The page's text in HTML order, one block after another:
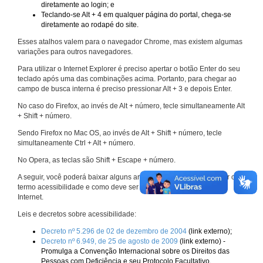
diretamente ao login; e
Teclando-se Alt + 4 em qualquer página do portal, chega-se
diretamente ao rodapé do site.
Esses atalhos valem para o navegador Chrome, mas existem algumas
variações para outros navegadores.
Para utilizar o Internet Explorer é preciso apertar o botão Enter do seu
teclado após uma das combinações acima. Portanto, para chegar ao
campo de busca interna é preciso pressionar Alt + 3 e depois Enter.
No caso do Firefox, ao invés de Alt + número, tecle simultaneamente Alt
+ Shift + número.
Sendo Firefox no Mac OS, ao invés de Alt + Shift + número, tecle
simultaneamente Ctrl + Alt + número.
No Opera, as teclas são Shift + Escape + número.
A seguir, você poderá baixar alguns arquivos que explicam melhor o
termo acessibilidade e como deve ser implementado nos sites da
Internet.
Leis e decretos sobre acessibilidade:
Decreto nº 5.296 de 02 de dezembro de 2004 (link externo);
Decreto nº 6.949, de 25 de agosto de 2009 (link externo) -
Promulga a Convenção Internacional sobre os Direitos das